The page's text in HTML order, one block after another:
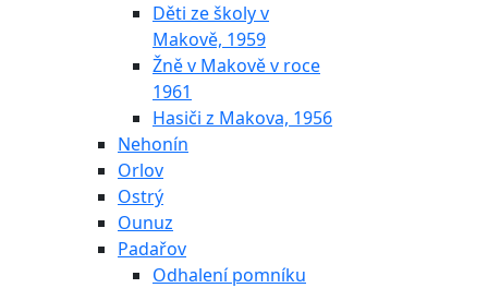
Děti ze školy v
Makově, 1959
Žně v Makově v roce
1961
Hasiči z Makova, 1956
Nehonín
Orlov
Ostrý
Ounuz
Padařov
Odhalení pomníku